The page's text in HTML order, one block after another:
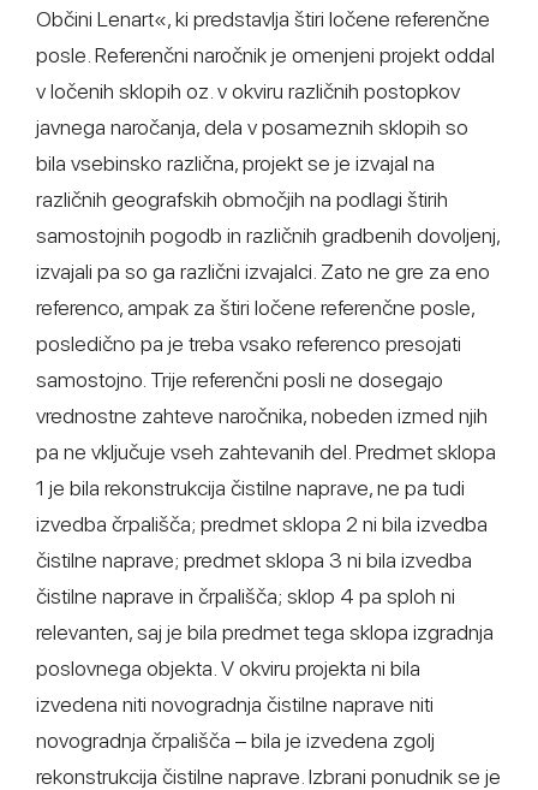
Občini Lenart«, ki predstavlja štiri ločene referenčne
posle. Referenčni naročnik je omenjeni projekt oddal
v ločenih sklopih oz. v okviru različnih postopkov
javnega naročanja, dela v posameznih sklopih so
bila vsebinsko različna, projekt se je izvajal na
različnih geografskih območjih na podlagi štirih
samostojnih pogodb in različnih gradbenih dovoljenj,
izvajali pa so ga različni izvajalci. Zato ne gre za eno
referenco, ampak za štiri ločene referenčne posle,
posledično pa je treba vsako referenco presojati
samostojno. Trije referenčni posli ne dosegajo
vrednostne zahteve naročnika, nobeden izmed njih
pa ne vključuje vseh zahtevanih del. Predmet sklopa
1 je bila rekonstrukcija čistilne naprave, ne pa tudi
izvedba črpališča; predmet sklopa 2 ni bila izvedba
čistilne naprave; predmet sklopa 3 ni bila izvedba
čistilne naprave in črpališča; sklop 4 pa sploh ni
relevanten, saj je bila predmet tega sklopa izgradnja
poslovnega objekta. V okviru projekta ni bila
izvedena niti novogradnja čistilne naprave niti
novogradnja črpališča – bila je izvedena zgolj
rekonstrukcija čistilne naprave. Izbrani ponudnik se je